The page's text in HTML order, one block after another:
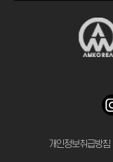
개인정보취급방침｜